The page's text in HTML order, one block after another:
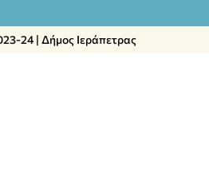
24 | Δήμος Ιεράπετρας